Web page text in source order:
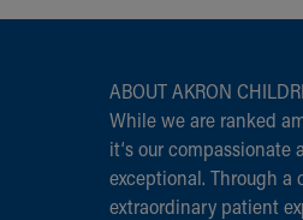
ABOUT AKRON
While we are ranked
it‘s our
exceptional. Through
extraordinary patient